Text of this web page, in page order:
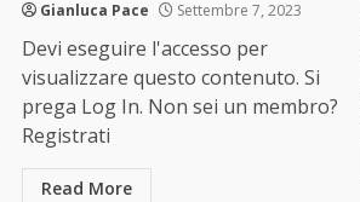
Gianluca Pace Settembre 7, 2023
Devi eseguire l'accesso per
visualizzare questo contenuto. Si
prega Log In. Non sei un membro?
Registrati
Read More